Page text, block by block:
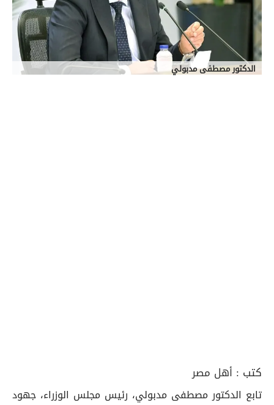
الدكتور مصطفى مدبولي
كتب : أهل مصر
تابع الدكتور مصطفى مدبولي، رئيس مجلس الوزراء، جهود